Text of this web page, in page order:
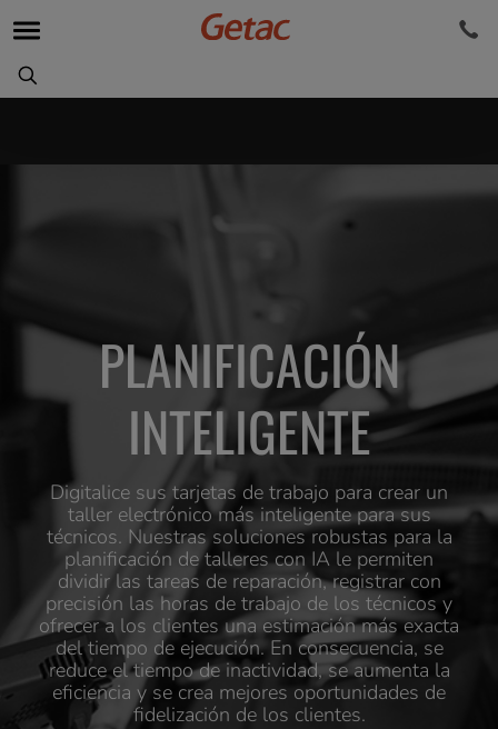
PLANIFICACIÓN
INTELIGENTE
Digitalice sus tarjetas de trabajo para crear un
taller electrónico más inteligente para sus
técnicos. Nuestras soluciones robustas para la
planificación de talleres con IA le permiten
dividir las tareas de reparación, registrar con
precisión las horas de trabajo de los técnicos y
ofrecer a los clientes una estimación más exacta
del tiempo de ejecución. En consecuencia, se
reduce el tiempo de inactividad, se aumenta la
eficiencia y se crea mejores oportunidades de
fidelización de los clientes.